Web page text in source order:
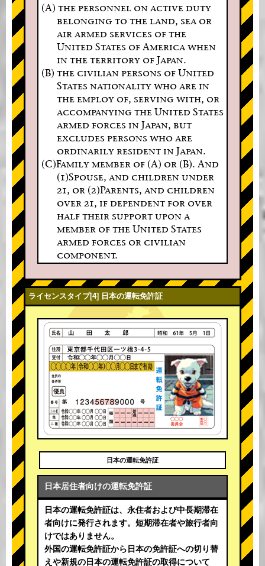
(A) the personnel on active duty
belonging to the land, sea or
air armed services of the
United States of America when
in the territory of Japan.
(B) the civilian persons of United
States nationality who are in
the employ of, serving with, or
accompanying the United States
armed forces in Japan, but
excludes persons who are
ordinarily resident in Japan.
(C)Family member of (A) or (B). And
(1)Spouse, and children under
21, or (2)Parents, and children
over 21, if dependent for over
half their support upon a
member of the United States
armed forces or civilian
component.
ライセンスタイプ[4] 日本の運転免許証
日本の運転免許証
日本居住者向けの運転免許証
日本の運転免許証は、永住者および中長期滞在
者向けに発行されます。短期滞在者や旅行者向
けではありません。
外国の運転免許証から日本の免許証への切り替
えや新規の日本の運転免許証の取得について